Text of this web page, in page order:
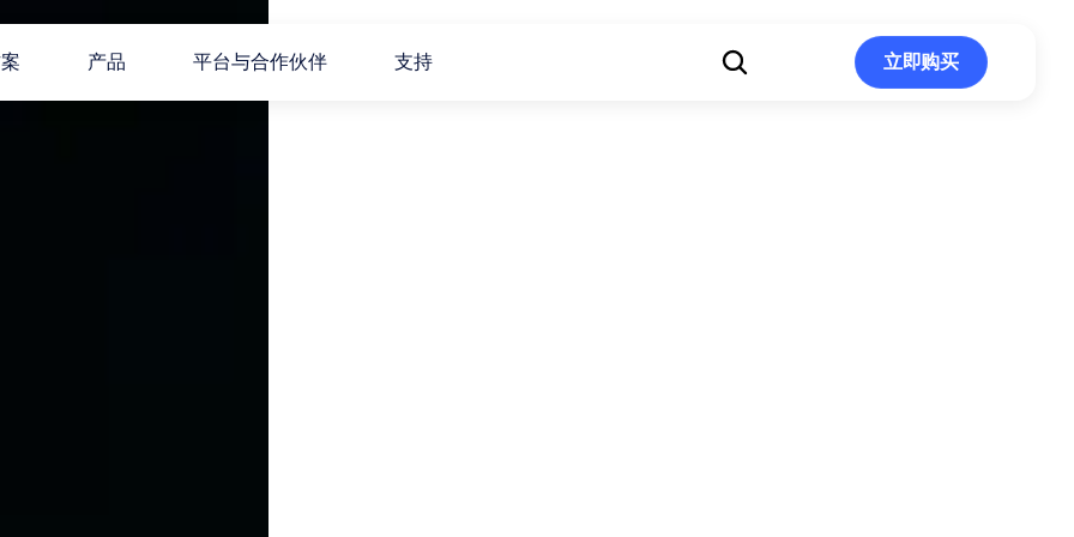
产品 平台与合作伙伴 支持
立即购买